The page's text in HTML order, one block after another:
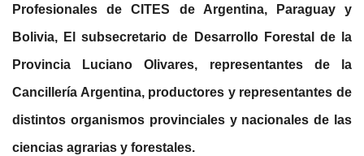
Profesionales de CITES de Argentina, Paraguay y
Bolivia, El subsecretario de Desarrollo Forestal de la
Provincia Luciano Olivares, representantes de la
Cancillería Argentina, productores y representantes de
distintos organismos provinciales y nacionales de las
ciencias agrarias y forestales.